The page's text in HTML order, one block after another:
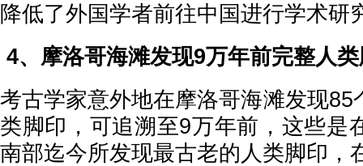
降低了外国学者前往中国进行学术研
4、摩洛哥海滩发现9万年前完整人
考古学家意外地在摩洛哥海滩发现85
类脚印，可追溯至9万年前，这些是
南部迄今所发现最古老的人类脚印，